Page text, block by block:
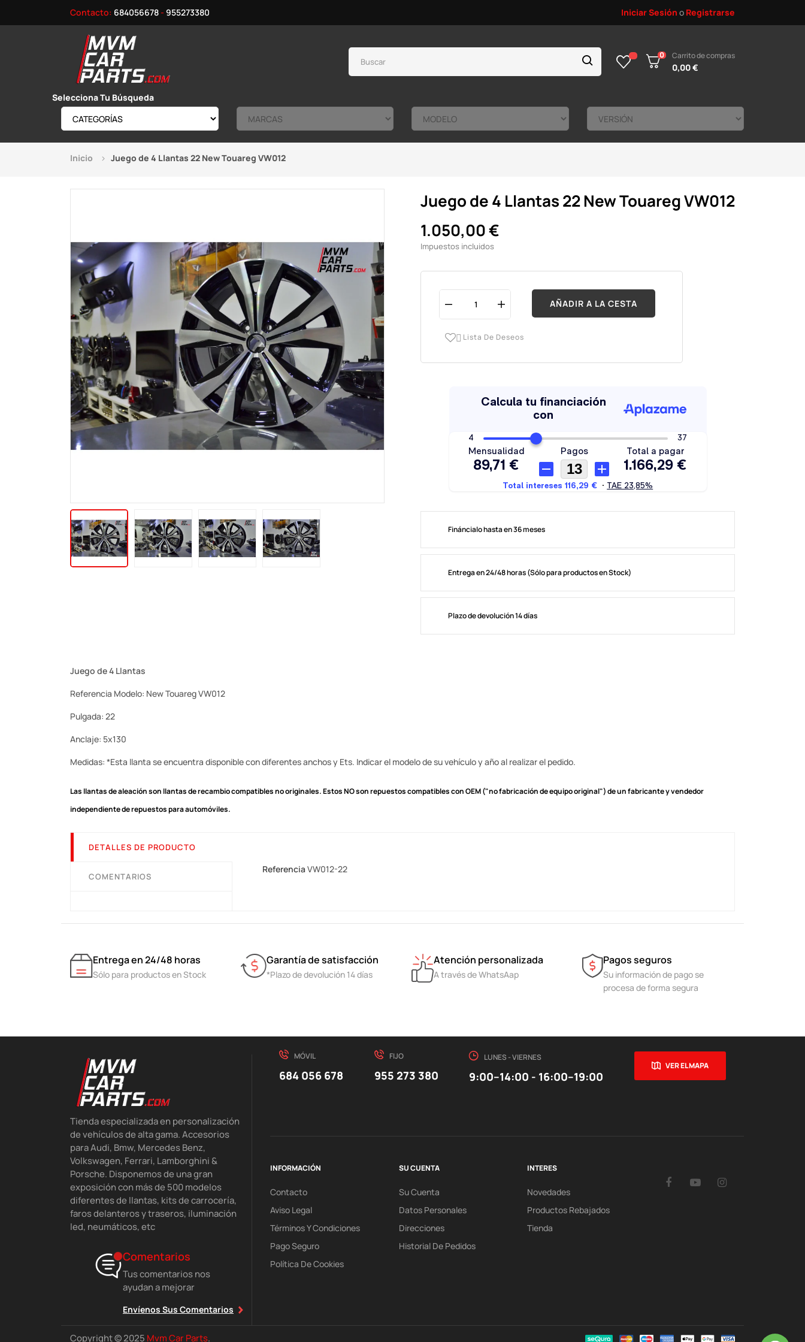
Contacto: 684056678- 955273380 Iniciar Sesión o Registrarse
0 Carrito de compras
0,00 €
Selecciona Tu Búsqueda
Inicio Juego de 4 Llantas 22 New Touareg VW012
Juego de 4 Llantas 22 New Touareg VW012
1.050,00 €
Impuestos incluidos
AÑADIR A LA CESTA
 Lista De Deseos
Fináncialo hasta en 36 meses
Entrega en 24/48 horas (Sólo para productos en Stock)
Plazo de devolución 14 días
Juego de 4 Llantas
Referencia Modelo: New Touareg VW012
Pulgada: 22
Anclaje: 5x130
Medidas: *Esta llanta se encuentra disponible con diferentes anchos y Ets. Indicar el modelo de su vehículo y año al realizar el pedido.
Las llantas de aleación son llantas de recambio compatibles no originales.Estos NO son repuestos compatibles con OEM ("no fabricación de equipo original") de un fabricante y vendedor
independiente de repuestos para automóviles.
DETALLES DE PRODUCTO
COMENTARIOS
ReferenciaVW012-22
Entrega en 24/48 horas
Sólo para productos en Stock
Garantía de satisfacción
*Plazo de devolución 14 días
Atención personalizada
A través de WhatsAap
Pagos seguros
Su información de pago se
procesa de forma segura
Tienda especializada en personalización
de vehículos de alta gama. Accesorios
para Audi, Bmw, Mercedes Benz,
Volkswagen, Ferrari, Lamborghini &
Porsche. Disponemos de una gran
exposición con más de 500 modelos
diferentes de llantas, kits de carrocería,
faros delanteros y traseros, iluminación
led, neumáticos, etc
Comentarios
Tus comentarios nos
ayudan a mejorar
Envíenos Sus Comentarios
MÓVIL
684 056 678
FIJO
955 273 380
LUNES - VIERNES
9:00–14:00 - 16:00–19:00
VER EL MAPA
INFORMACIÓN
Contacto
Aviso Legal
Términos Y Condiciones
Pago Seguro
Política De Cookies
SU CUENTA
Su Cuenta
Datos Personales
Direcciones
Historial De Pedidos
INTERES
Novedades
Productos Rebajados
Tienda
FacebookYouTube
Copyright © 2025 Mvm Car Parts.